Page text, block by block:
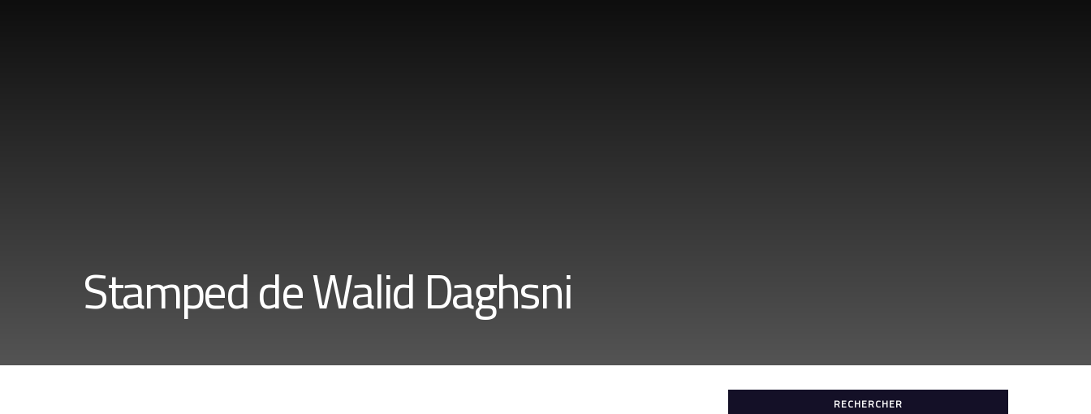
Stamped de Walid Daghsni
RECHERCHER